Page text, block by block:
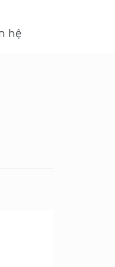
hệ